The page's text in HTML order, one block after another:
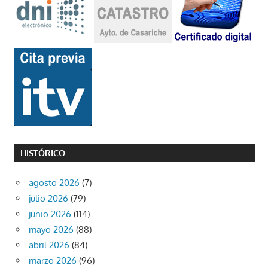
HISTÓRICO
agosto 2026 (7)
julio 2026 (79)
junio 2026 (114)
mayo 2026 (88)
abril 2026 (84)
marzo 2026 (96)